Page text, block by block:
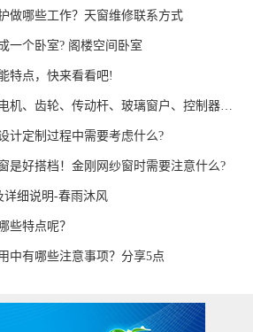
做哪些工作？天窗维修联系方式
一个卧室? 阁楼空间卧室
特点，快来看看吧!
计定制过程中需要考虑什么?
是好搭档！金刚网纱窗时需要注意什么?
细说明-春雨沐风
些特点呢？
中有哪些注意事项？分享5点